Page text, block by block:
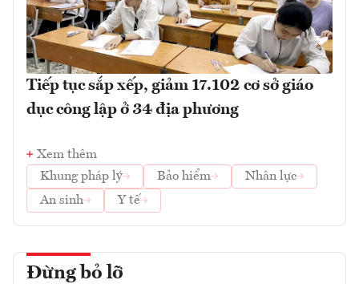
Tiếp tục sắp xếp, giảm 17.102 cơ sở giáo
dục công lập ở 34 địa phương
Xem thêm
Khung pháp lý
Bảo hiểm
Nhân lực
An sinh
Y tế
Đừng bỏ lỡ